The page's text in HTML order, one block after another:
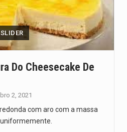
O programa, cuja implementação está prevista entre abril de 2026…
A nova legislação estabelece um prazo de 180 dias para…
Do Cheesecake De
2, 2021
com aro com a massa